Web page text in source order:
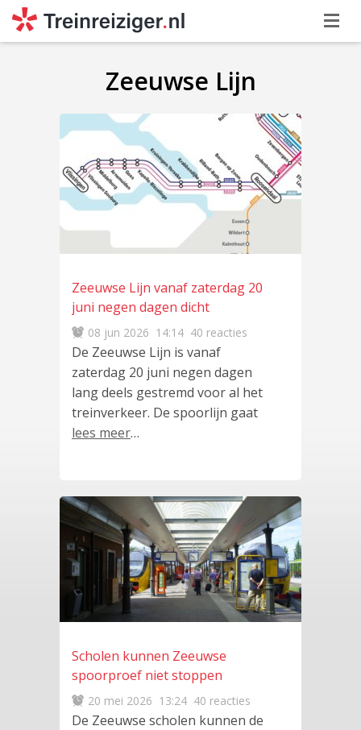
Zeeuwse Lijn
Zeeuwse Lijn vanaf zaterdag 20
juni negen dagen dicht
08 jun 2026 14:14 40 reacties
De Zeeuwse Lijn is vanaf
zaterdag 20 juni negen dagen
lang deels gestremd voor al het
treinverkeer. De spoorlijn gaat
lees meer…
Scholen kunnen Zeeuwse
spoorproef niet stoppen
20 mei 2026 13:24 40 reacties
De Zeeuwse scholen kunnen de